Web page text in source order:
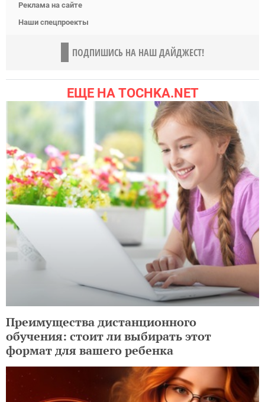
Реклама на сайте
Наши спецпроекты
ПОДПИШИСЬ НА НАШ ДАЙДЖЕСТ!
ЕЩЕ НА TOCHKA.NET
Преимущества дистанционного
обучения: стоит ли выбирать этот
формат для вашего ребенка